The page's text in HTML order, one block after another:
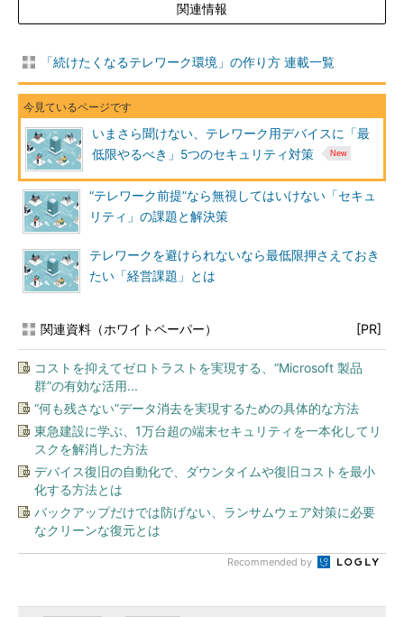
関連情報
「続けたくなるテレワーク環境」の作り方 連載一覧
いまさら聞けない、テレワーク用デバイスに「最
低限やるべき」5つのセキュリティ対策
“テレワーク前提”なら無視してはいけない「セキュ
リティ」の課題と解決策
テレワークを避けられないなら最低限押さえておき
たい「経営課題」とは
関連資料（ホワイトペーパー） [PR]
コストを抑えてゼロトラストを実現する、“Microsoft 製品
群”の有効な活用...
“何も残さない”データ消去を実現するための具体的な方法
東急建設に学ぶ、1万台超の端末セキュリティを一本化してリ
スクを解消した方法
デバイス復旧の自動化で、ダウンタイムや復旧コストを最小
化する方法とは
バックアップだけでは防げない、ランサムウェア対策に必要
なクリーンな復元とは
Recommended by